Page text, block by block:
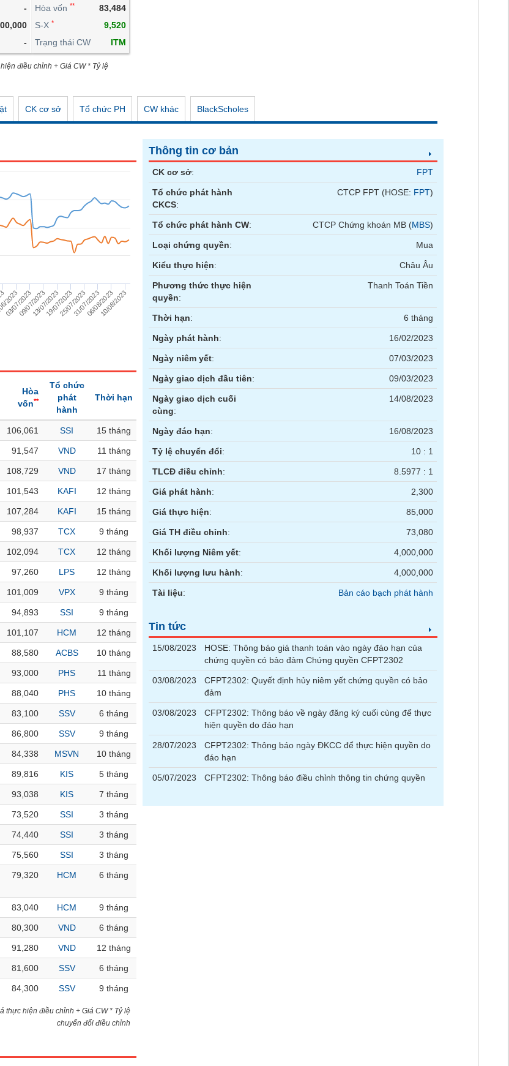
-
-
Hòa vốn **
83,484
S-X *
9,520
Trạng thái CW
ITM
điều chỉnh + Giá CW * Tỷ lệ
CK cơ sở Tổ chức PH CW khác BlackScholes
2023
03/07/202309/07/202313/07/202319/07/202325/07/202331/07/202306/08/2023
10/08/2023
Hòa
vốn**
Tổ chức
phát
hành
Thời hạn
106,061 SSI 15 tháng
91,547 VND 11 tháng
108,729 VND 17 tháng
101,543 KAFI 12 tháng
107,284 KAFI 15 tháng
98,937 TCX 9 tháng
102,094 TCX 12 tháng
97,260 LPS 12 tháng
101,009 VPX 9 tháng
94,893 SSI 9 tháng
101,107 HCM 12 tháng
88,580 ACBS 10 tháng
93,000 PHS 11 tháng
88,040 PHS 10 tháng
83,100 SSV 6 tháng
86,800 SSV 9 tháng
84,338 MSVN 10 tháng
89,816 KIS 5 tháng
93,038 KIS 7 tháng
73,520 SSI 3 tháng
74,440 SSI 3 tháng
75,560 SSI 3 tháng
79,320 HCM 6 tháng
83,040 HCM 9 tháng
80,300 VND 6 tháng
91,280 VND 12 tháng
81,600 SSV 6 tháng
84,300 SSV 9 tháng
thực hiện điều chỉnh + Giá CW * Tỷ lệ
chuyển đổi điều chỉnh
Thông tin cơ bản
CK cơ sở: FPT
Tổ chức phát hành
CKCS:
CTCP FPT (HOSE: FPT)
Tổ chức phát hành CW: CTCP Chứng khoán MB (MBS)
Loại chứng quyền: Mua
Kiểu thực hiện: Châu Âu
Phương thức thực hiện
quyền:
Thanh Toán Tiền
Thời hạn: 6 tháng
Ngày phát hành: 16/02/2023
Ngày niêm yết: 07/03/2023
Ngày giao dịch đầu tiên: 09/03/2023
Ngày giao dịch cuối
cùng:
14/08/2023
Ngày đáo hạn: 16/08/2023
Tỷ lệ chuyển đổi: 10 : 1
TLCĐ điều chỉnh: 8.5977 : 1
Giá phát hành: 2,300
Giá thực hiện: 85,000
Giá TH điều chỉnh: 73,080
Khối lượng Niêm yết: 4,000,000
Khối lượng lưu hành: 4,000,000
Tài liệu: Bản cáo bạch phát hành
Tin tức
15/08/2023
HOSE: Thông báo giá thanh toán vào ngày đáo hạn của
chứng quyền có bảo đảm Chứng quyền CFPT2302
03/08/2023
CFPT2302: Quyết định hủy niêm yết chứng quyền có bảo
đảm
03/08/2023
CFPT2302: Thông báo về ngày đăng ký cuối cùng để thực
hiện quyền do đáo hạn
28/07/2023
CFPT2302: Thông báo ngày ĐKCC để thực hiện quyền do
đáo hạn
05/07/2023 CFPT2302: Thông báo điều chỉnh thông tin chứng quyền
CÔNG CỤ ĐẦU TƯ
XUẤT DỮ LIỆU
TIN MỚI
đồng tương lai Trái phiếu